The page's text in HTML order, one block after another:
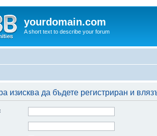
yourdomain.com
A short text to describe your forum
изисква да бъдете регистриран и